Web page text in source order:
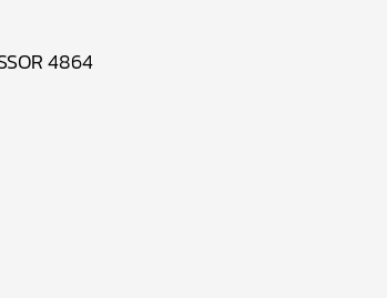
4864